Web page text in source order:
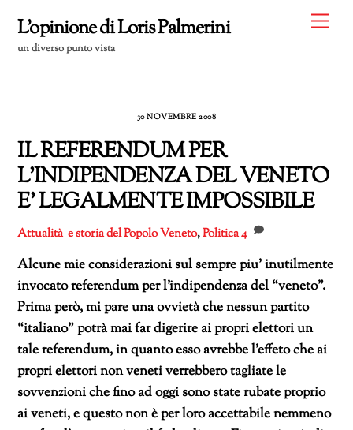
content
L'opinione di Loris Palmerini
un diverso punto vista
30 NOVEMBRE 2008
IL REFERENDUM PER
L’INDIPENDENZA DEL VENETO
E’ LEGALMENTE IMPOSSIBILE
Attualità e storia del Popolo Veneto,Politica4
Alcune mie considerazioni sul sempre piu’ inutilmente
invocato referendum per l’indipendenza del “veneto”.
Prima però, mi pare una ovvietà che nessun partito
“italiano” potrà mai far digerire ai propri elettori un
tale referendum, in quanto esso avrebbe l’effeto che ai
propri elettori non veneti verrebbero tagliate le
sovvenzioni che fino ad oggi sono state rubate proprio
ai veneti, e questo non è per loro accettabile nemmeno